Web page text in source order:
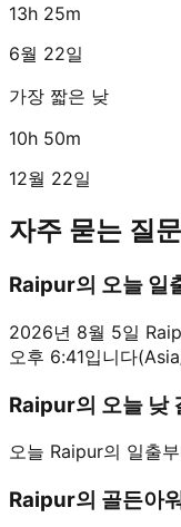
13h 25m
6월 22일
가장 짧은 낮
10h 50m
12월 22일
자주 묻는 질문
Raipur의 오늘 일
2026년 8월 5일
오후 6:41입니다
Raipur의 오늘 낮
오늘 Raipur의 일출
Raipur의 골든아